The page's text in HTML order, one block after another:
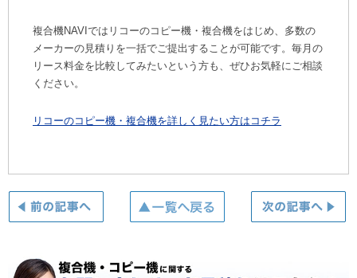
複合機NAVIではリコーのコピー機・複合機をはじめ、多数の
メーカーの見積りを一括でご提出することが可能です。毎月の
リース料金を比較してみたいという方も、ぜひお気軽にご相談
ください。
リコーのコピー機・複合機を詳しく見たい方はコチラ